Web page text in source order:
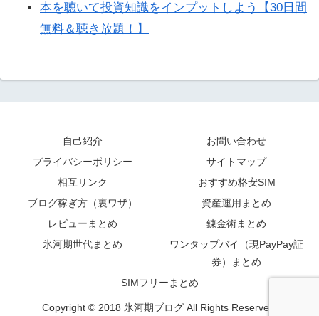
本を聴いて投資知識をインプットしよう【30日間
無料＆聴き放題！】
自己紹介
お問い合わせ
プライバシーポリシー
サイトマップ
相互リンク
おすすめ格安SIM
ブログ稼ぎ方（裏ワザ）
資産運用まとめ
レビューまとめ
錬金術まとめ
氷河期世代まとめ
ワンタップバイ（現PayPay証
券）まとめ
SIMフリーまとめ
Copyright © 2018 氷河期ブログ All Rights Reserved.